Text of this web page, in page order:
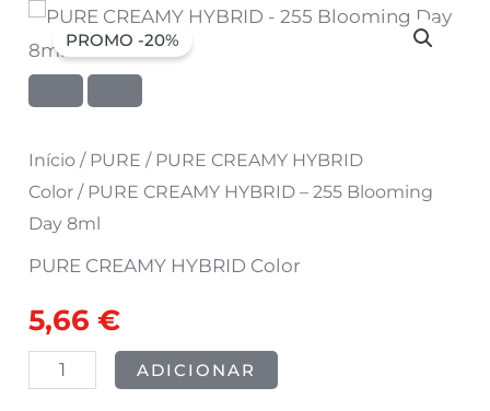
Início / PURE / PURE CREAMY HYBRID
Color / PURE CREAMY HYBRID – 255 Blooming
Day 8ml
PURE CREAMY HYBRID Color
O
preço
era:
7,07 €.
5,66€
O
preço
é:
Quantidade
de
PURE
HYBRID
-
255
8ml
ADICIONAR
PROMO -20%